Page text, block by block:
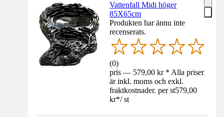
Vattenfall Midi höger
85X65cm
Produkten har ännu inte
recenserats.
(0)
pris — 579,00 kr * Alla priser
är inkl. moms och exkl.
fraktkostnader. per st579,00
kr*/ st